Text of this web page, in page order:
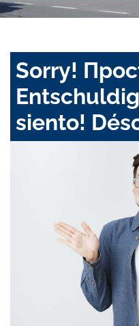
Sorry!
siento!